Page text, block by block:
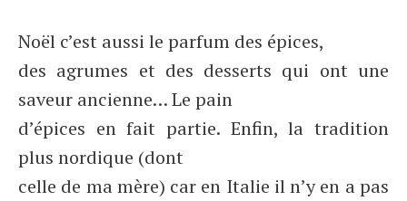
Noël c’est aussi le parfum des épices,
des agrumes et des desserts qui ont une
saveur ancienne… Le pain
d’épices en fait partie. Enfin, la tradition
plus nordique (dont
celle de ma mère) car en Italie il n’y en a pas